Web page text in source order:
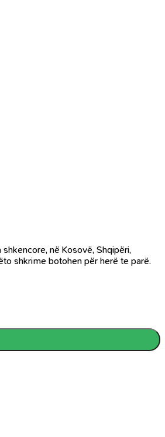
në Kosovë, Shqipëri,
shkrime botohen për herë te parë.